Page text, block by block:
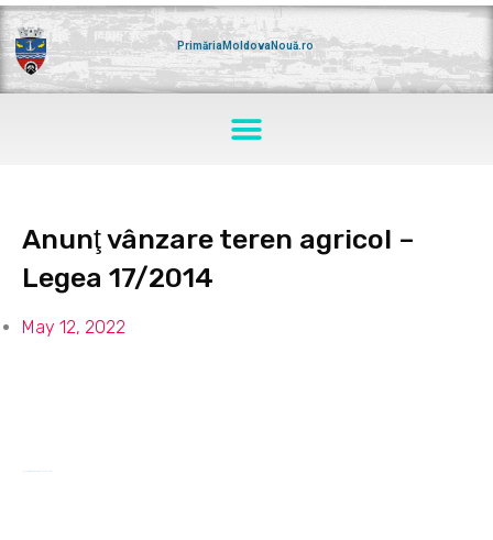
Skip
to
content
PrimăriaMoldovaNouă.ro
Menu
Anunţ vânzare teren agricol –
Legea 17/2014
May 12, 2022